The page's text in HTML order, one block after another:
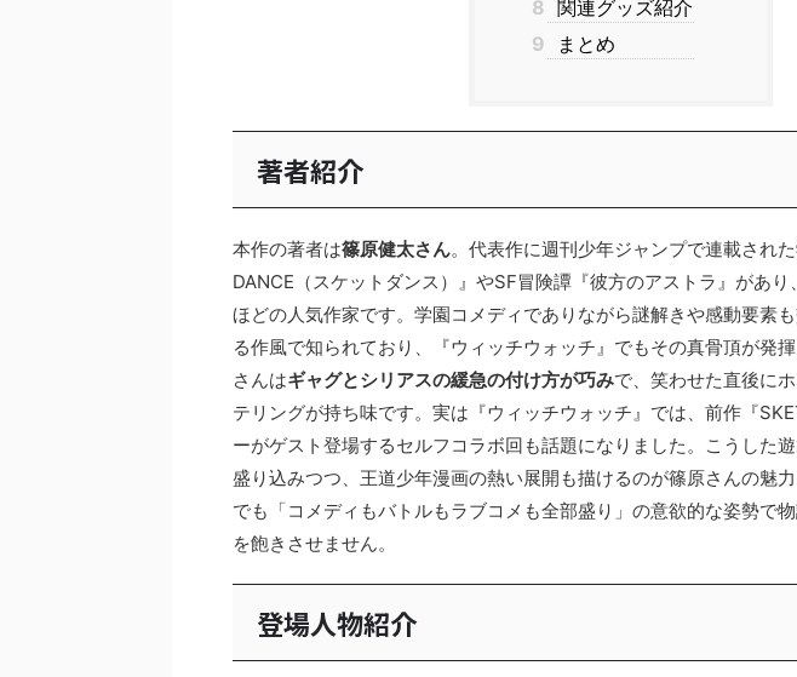
8 関連グッズ紹介
9
まとめ
著者紹介
本作の著者は篠原健太さん。代表作に週刊少年ジャンプで連載され
DANCE（スケットダンス）』やSF冒険譚『彼方のアストラ』があ
ほどの人気作家です。学園コメディでありながら謎解きや感動要素
る作風で知られており、『ウィッチウォッチ』でもその真骨頂が発
さんはギャグとシリアスの緩急の付け方が巧みで、笑わせた直後に
テリングが持ち味です。実は『ウィッチウォッチ』では、前作『
ーがゲスト登場するセルフコラボ回も話題になりました。こうした
盛り込みつつ、王道少年漫画の熱い展開も描けるのが篠原さんの魅
でも「コメディもバトルもラブコメも全部盛り」の意欲的な姿勢で
を飽きさせません。
登場人物紹介